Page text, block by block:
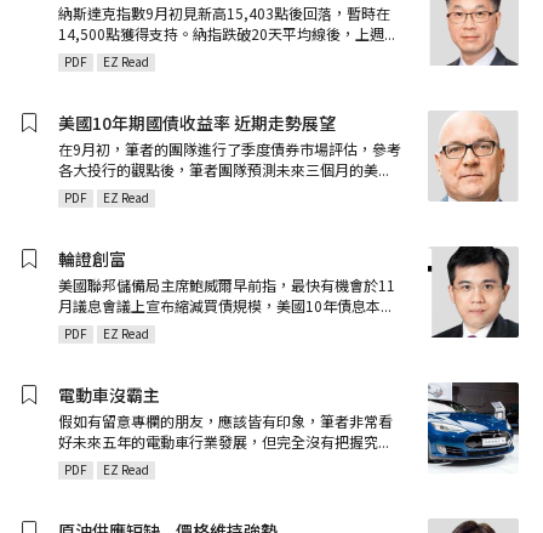
納斯達克指數9月初見新高15,403點後回落，暫時在
14,500點獲得支持。納指跌破20天平均線後，上週...
PDF EZ Read
美國10年期國債收益率 近期走勢展望
在9月初，筆者的團隊進行了季度債券市場評估，參考
各大投行的觀點後，筆者團隊預測未來三個月的美...
PDF EZ Read
輪證創富
美國聯邦儲備局主席鮑威爾早前指，最快有機會於11
月議息會議上宣布縮減買債規模，美國10年債息本...
PDF EZ Read
電動車沒霸主
假如有留意專欄的朋友，應該皆有印象，筆者非常看
好未來五年的電動車行業發展，但完全沒有把握究...
PDF EZ Read